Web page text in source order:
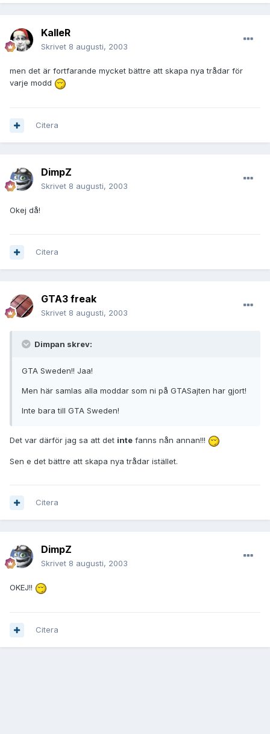
KalleR
Skrivet 8 augusti, 2003
men det är fortfarande mycket bättre att skapa nya trådar för
varje modd
Citera
DimpZ
Skrivet 8 augusti, 2003
Okej då!
Citera
GTA3 freak
Skrivet 8 augusti, 2003
Dimpan skrev:
GTA Sweden!! Jaa!
Men här samlas alla moddar som ni på GTASajten har gjort!
Inte bara till GTA Sweden!
Det var därför jag sa att det inte fanns nån annan!!!
Sen e det bättre att skapa nya trådar istället.
Citera
DimpZ
Skrivet 8 augusti, 2003
OKEJ!!
Citera